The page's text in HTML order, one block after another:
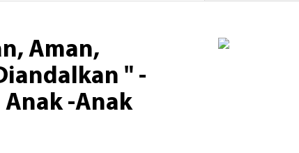
Aman,
" -
Anak -Anak